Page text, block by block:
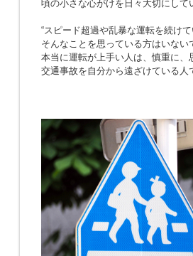
頃の小さな心がけを日々大切にし
“スピード超過や乱暴な運転を続け
そんなことを思っている方はいな
本当に運転が上手い人は、慎重に
交通事故を自分から遠ざけている人